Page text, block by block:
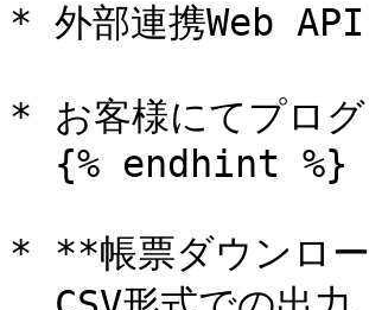
* 外部連携Web
* お客様にてプロ
* **帳票ダウンロ